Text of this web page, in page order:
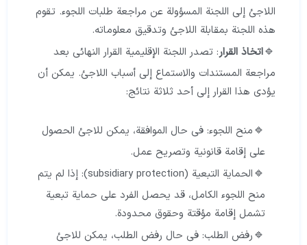
اللاجئ إلى اللجنة المسؤولة عن مراجعة طلبات اللجوء. تقوم
هذه اللجنة بمقابلة اللاجئ وتدقيق معلوماته.
اتخاذ القرار: تصدر اللجنة الإقليمية القرار النهائي بعد
مراجعة المستندات والاستماع إلى أسباب اللاجئ. يمكن أن
يؤدي هذا القرار إلى أحد ثلاثة نتائج:
منح اللجوء: في حال الموافقة، يمكن للاجئ الحصول
على إقامة قانونية وتصريح عمل.
الحماية التبعية (subsidiary protection): إذا لم يتم
منح اللجوء الكامل، قد يحصل الفرد على حماية تبعية
تشمل إقامة مؤقتة وحقوق محدودة.
رفض الطلب: في حال رفض الطلب، يمكن للاجئ